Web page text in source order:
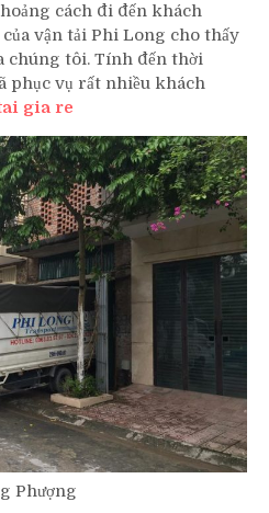
cách đi đến khách
vận tải Phi Long cho thấy
chúng tôi. Tính đến thời
phục vụ rất nhiều khách
gia re
Phượng